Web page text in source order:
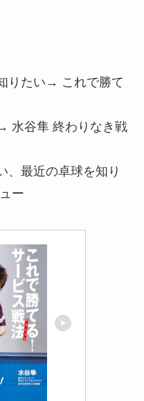
りたい→ これで勝て
水谷隼 終わりなき戦
、最近の卓球を知り
ー